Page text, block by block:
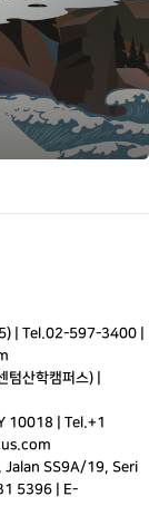
| Tel.02-597-3400
산학캠퍼스) |
10018 | Tel.+1
Jalan SS9A/19, Seri
5396 | E-